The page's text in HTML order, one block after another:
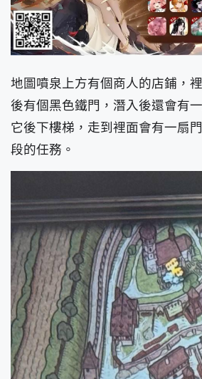
地圖噴泉上方有個商人的店鋪，
後有個黑色鐵門，潛入後還會有
它後下樓梯，走到裡面會有一扇
段的任務。